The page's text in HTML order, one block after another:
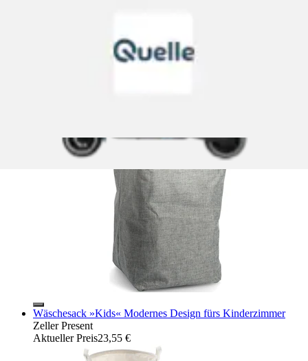
Wäschesack »Kids« Modernes Design fürs Kinderzimmer
Zeller Present
Aktueller Preis23,55 €